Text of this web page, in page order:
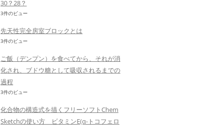
30？28？
3件のビュー
先天性完全房室ブロックとは
3件のビュー
ご飯（デンプン）を食べてから、それが消
化され、ブドウ糖として吸収されるまでの
過程
3件のビュー
化合物の構造式を描くフリーソフトChem
Sketchの使い方 ビタミンE(α-トコフェロ